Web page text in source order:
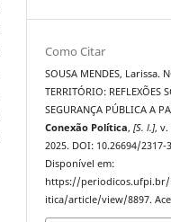
Como Citar
SOUSA MENDES, Larissa.
TERRITÓRIO: REFLEXÕES
SEGURANÇA PÚBLICA A
Conexão Política,[S. l.], v.
2025. DOI: 10.26694/2317-
Disponível em:
https://
itica/article/view/8897.